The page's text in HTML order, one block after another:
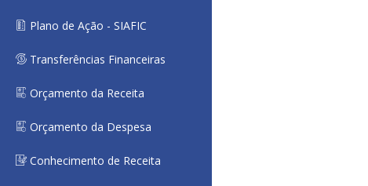
Plano de Ação - SIAFIC
Transferências Financeiras
Orçamento da Receita
Orçamento da Despesa
Conhecimento de Receita